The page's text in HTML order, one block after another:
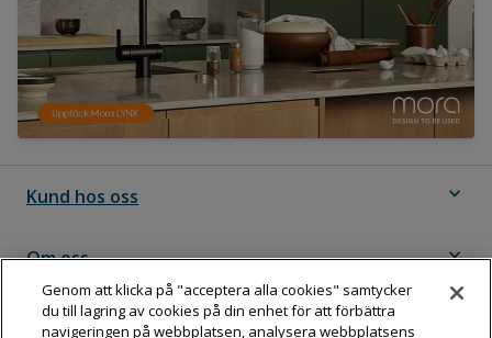
Kund hos oss expand_more
Om oss expand_more
Följ Dahl
Genom att klicka på "acceptera alla cookies" samtycker
du till lagring av cookies på din enhet för att förbättra
navigeringen på webbplatsen, analysera webbplatsens